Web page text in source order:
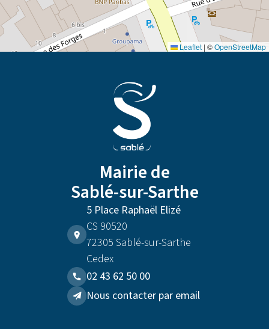
Leaflet | ©OpenStreetMap
Mairie de
Sablé-sur-Sarthe
5 Place Raphaël Elizé
CS 90520
72305 Sablé-sur-Sarthe
Cedex
02 43 62 50 00
Nous contacter par email